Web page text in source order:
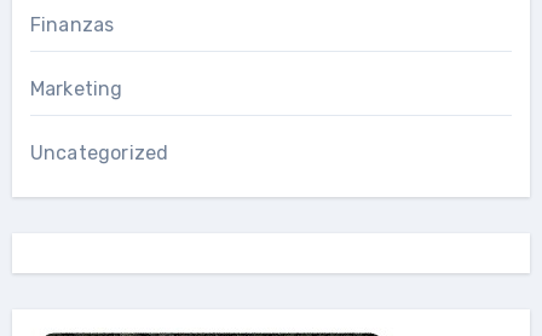
Finanzas
Marketing
Uncategorized